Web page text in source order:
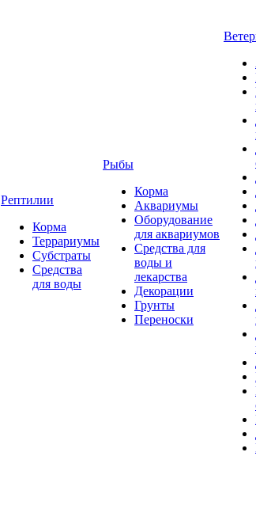
Рептилии
Корма
Террариумы
Субстраты
Средства
для воды
Рыбы
Корма
Аквариумы
Оборудование
для аквариумов
Средства для
воды и
лекарства
Декорации
Грунты
Переноски